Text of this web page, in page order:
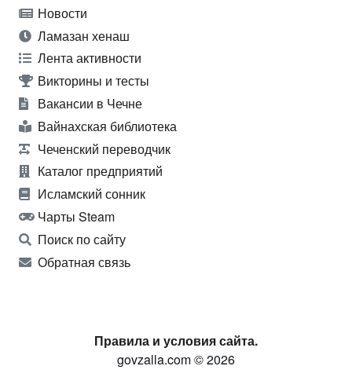
Новости
Ламазан хенаш
Лента активности
Викторины и тесты
Вакансии в Чечне
Вайнахская библиотека
Чеченский переводчик
Каталог предприятий
Исламский сонник
Чарты Steam
Поиск по сайту
Обратная связь
Правила и условия сайта.
govzalla.com © 2026